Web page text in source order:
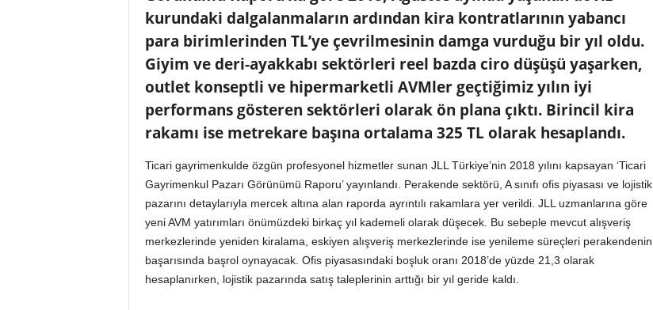
kurundaki dalgalanmaların ardından kira kontratlarının yabancı
para birimlerinden TL’ye çevrilmesinin damga vurduğu bir yıl oldu.
Giyim ve deri-ayakkabı sektörleri reel bazda ciro düşüşü yaşarken,
outlet konseptli ve hipermarketli AVMler geçtiğimiz yılın iyi
performans gösteren sektörleri olarak ön plana çıktı. Birincil kira
rakamı ise metrekare başına ortalama 325 TL olarak hesaplandı.
Ticari gayrimenkulde özgün profesyonel hizmetler sunan JLL Türkiye’nin 2018 yılını kapsayan ‘Ticari
Gayrimenkul Pazarı Görünümü Raporu’ yayınlandı. Perakende sektörü, A sınıfı ofis piyasası ve lojistik
pazarını detaylarıyla mercek altına alan raporda ayrıntılı rakamlara yer verildi. JLL uzmanlarına göre
yeni AVM yatırımları önümüzdeki birkaç yıl kademeli olarak düşecek. Bu sebeple mevcut alışveriş
merkezlerinde yeniden kiralama, eskiyen alışveriş merkezlerinde ise yenileme süreçleri perakendenin
başarısında başrol oynayacak. Ofis piyasasındaki boşluk oranı 2018’de yüzde 21,3 olarak
hesaplanırken, lojistik pazarında satış taleplerinin arttığı bir yıl geride kaldı.